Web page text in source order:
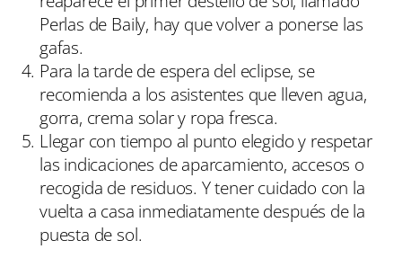
Perlas de Baily, hay que volver a ponerse las
gafas.
Para la tarde de espera del eclipse, se
recomienda a los asistentes que lleven agua,
gorra, crema solar y ropa fresca.
Llegar con tiempo al punto elegido y respetar
las indicaciones de aparcamiento, accesos o
recogida de residuos. Y tener cuidado con la
vuelta a casa inmediatamente después de la
puesta de sol.